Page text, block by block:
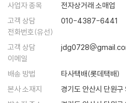
키스버거
5. Chef 미카엘
브로콜리 치킨
프로틴 스틱
가희에게 반하나
오순도순
끝난 뒤 셰프들은 ‘제가 거기에 설탕을
을 정도로 15분이라는 짧은 시간에 오직
에 가까운 요리를 한다. 평소 사용하는 식
고 재료를 가감할 때가 많고 게스트의 입
시피와 다르게 요리하기도 한다. 때문에
자 모두 조리 분량을 가늠하기가 어렵다는
하지만 요리 초보에게 조리 분량은 반드
사업자 종목
전자상거래 소매업
고객 상담
전화번호(유선)
010-4387-6441
고객 상담
이메일
배송 방법
타사택배(롯데택배)
본사 소재지
경기도 안산시 단원